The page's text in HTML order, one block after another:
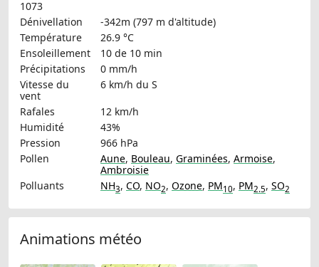
1073
Dénivellation
-342m (797 m d'altitude)
Température
26.9 °C
Ensoleillement
10 de 10 min
Précipitations
0 mm/h
Vitesse du
vent
6 km/h du S
Rafales
12 km/h
Humidité
43%
Pression
966 hPa
Pollen
Aune, Bouleau, Graminées, Armoise,
Ambroisie
Polluants
NH3, CO, NO2, Ozone, PM10, PM2.5, SO2
Animations météo